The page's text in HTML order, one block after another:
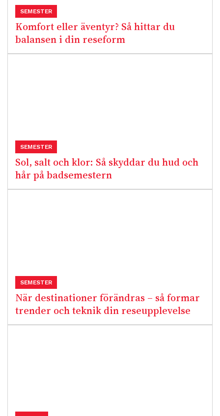
Komfort eller äventyr? Så hittar du
balansen i din reseform
SEMESTER
Sol, salt och klor: Så skyddar du hud och
hår på badsemestern
SEMESTER
När destinationer förändras – så formar
trender och teknik din reseupplevelse
SEMESTER